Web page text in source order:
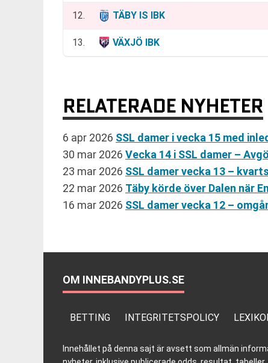
12. TÄBY IS IBK
13. VÄXJÖ IBK
RELATERADE NYHETER
6 apr 2026 SSL damer i vecka 15 med
30 mar 2026 Vecka 14 i SSL damer –
23 mar 2026 SSL damer vecka 13 –
22 mar 2026 Täby körde över Dalen när
16 mar 2026 SSL damer vecka 12 –
OM INNEBANDYPLUS.SE
BETTING INTEGRITETSPOLICY
Innehållet på denna sajt är avsett som allmän